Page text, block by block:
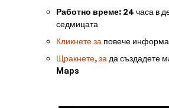
Работно време: 24 часа в
седмицата
Кликнете за повече
Щракнете, за да създадете
Maps